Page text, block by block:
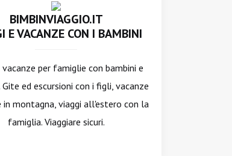
BIMBINVIAGGIO.IT
E VACANZE CON I BAMBINI
vacanze per famiglie con bambini e
ed escursioni con i figli, vacanze
in montagna, viaggi all'estero con la
famiglia. Viaggiare sicuri.